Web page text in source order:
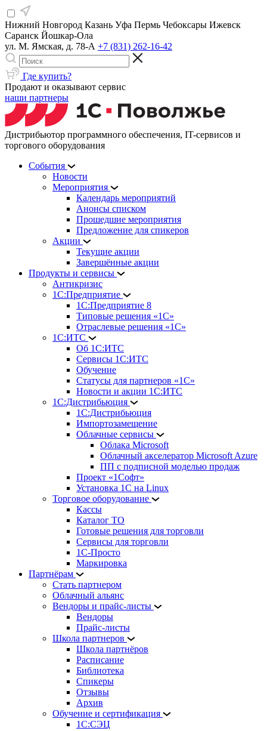
Нижний Новгород Казань Уфа Пермь Чебоксары Ижевск
Саранск Йошкар-Ола
ул. М. Ямская, д. 78-А +7 (831) 262-16-42
Где купить?
Продают и оказывают сервис
наши партнеры
Дистрибьютор программного обеспечения, IT-сервисов и
торгового оборудования
События
Новости
Мероприятия
Календарь мероприятий
Анонсы списком
Прошедшие мероприятия
Предложение для спикеров
Акции
Текущие акции
Завершённые акции
Продукты и сервисы
Антикризис
1С:Предприятие
1С:Предприятие 8
Типовые решения «1С»
Отраслевые решения «1С»
1С:ИТС
Об 1С:ИТС
Сервисы 1С:ИТС
Обучение
Статусы для партнеров «1С»
Новости и акции 1С:ИТС
1С:Дистрибьюция
1С:Дистрибьюция
Импортозамещение
Облачные сервисы
Облака Microsoft
Облачный акселератор Microsoft Azure
ПП с подписной моделью продаж
Проект «1Софт»
Установка 1С на Linux
Торговое оборудование
Кассы
Каталог ТО
Готовые решения для торговли
Сервисы для торговли
1С-Просто
Маркировка
Партнёрам
Стать партнером
Облачный альянс
Вендоры и прайс-листы
Вендоры
Прайс-листы
Школа партнеров
Школа партнёров
Расписание
Библиотека
Спикеры
Отзывы
Архив
Обучение и сертификация
1С:СЭЦ